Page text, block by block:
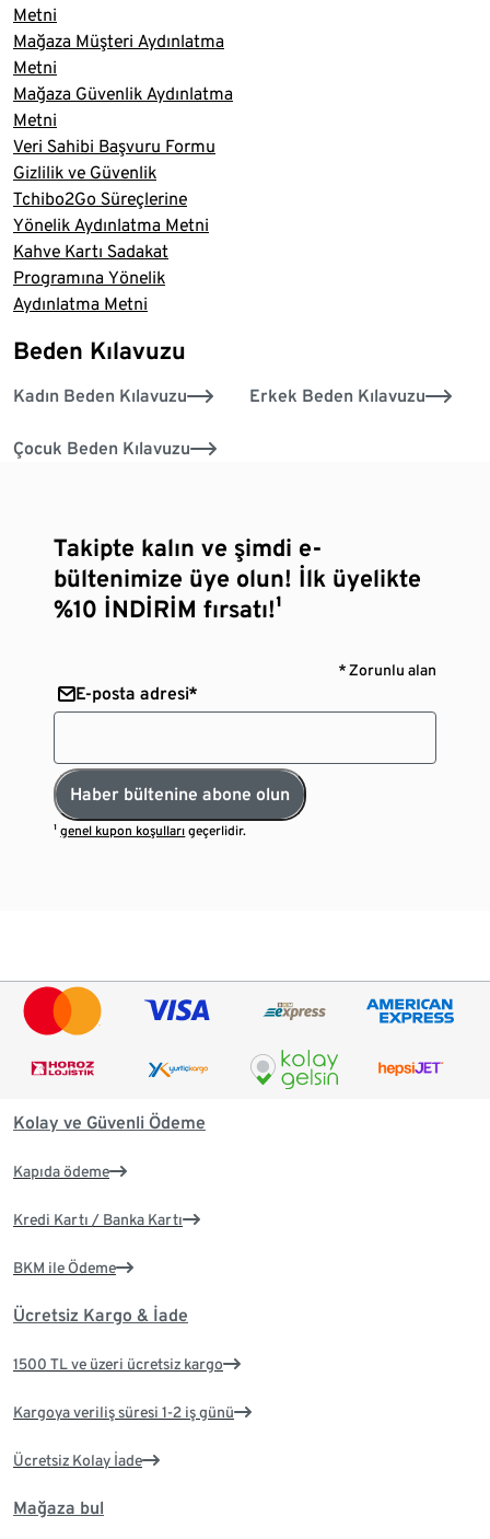
Metni
Mağaza Müşteri Aydınlatma
Metni
Mağaza Güvenlik Aydınlatma
Metni
Veri Sahibi Başvuru Formu
Gizlilik ve Güvenlik
Tchibo2Go Süreçlerine
Yönelik Aydınlatma Metni
Kahve Kartı Sadakat
Programına Yönelik
Aydınlatma Metni
Beden Kılavuzu
Kadın Beden Kılavuzu Erkek Beden Kılavuzu
Çocuk Beden Kılavuzu
Takipte kalın ve şimdi e-
bültenimize üye olun! İlk üyelikte
%10 İNDİRİM fırsatı!¹
* Zorunlu alan
E-posta adresi*
Haber bültenine abone olun
¹genel kupon koşulları geçerlidir.
Kolay ve Güvenli Ödeme
Kapıda ödeme
Kredi Kartı / Banka Kartı
BKM ile Ödeme
Ücretsiz Kargo & İade
1500 TL ve üzeri ücretsiz kargo
Kargoya veriliş süresi 1-2 iş günü
Ücretsiz Kolay İade
Mağaza bul